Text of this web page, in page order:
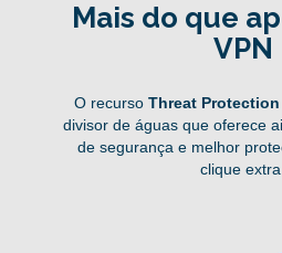
Mais do que
VPN
O recurso Threat Protection
divisor de águas que oferece
de segurança e melhor
clique